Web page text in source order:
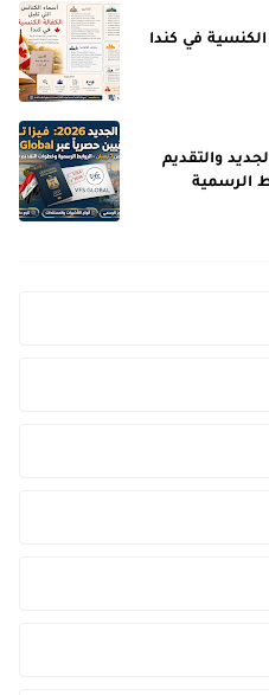
في كندا
2026: القرار الجديد والتقديم